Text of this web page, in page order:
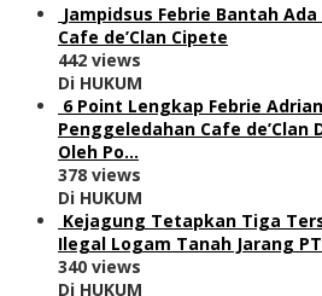
Jampidsus Febrie Bantah
Cafe de’Clan Cipete
442 views
Di HUKUM
6 Point Lengkap Febrie
Penggeledahan Cafe de’Clan
Oleh Po…
378 views
Di HUKUM
Kejagung Tetapkan Tiga
Ilegal Logam Tanah Jarang
340 views
Di HUKUM